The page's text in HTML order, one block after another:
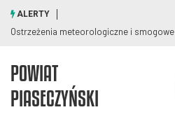
visibility_off
ALERTY
Ostrzeżenia meteorologiczne i smogowe
POWIAT
PIASECZYŃSKI